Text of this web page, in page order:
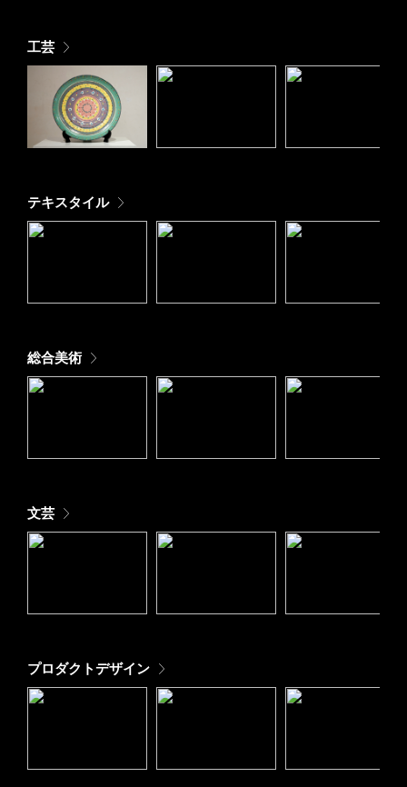
工芸
テキスタイル
総合美術
文芸
プロダクトデザイン